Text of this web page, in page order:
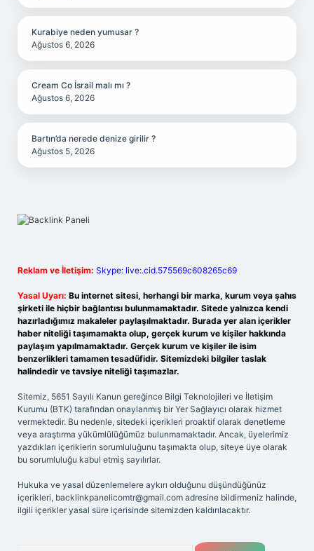
Kurabiye neden yumusar ?
Ağustos 6, 2026
Cream Co İsrail malı mı ?
Ağustos 6, 2026
Bartın’da nerede denize girilir ?
Ağustos 5, 2026
Reklam ve İletişim: Skype: live:.cid.575569c608265c69
Yasal Uyarı: Bu internet sitesi, herhangi bir marka, kurum veya şahıs
şirketi ile hiçbir bağlantısı bulunmamaktadır. Sitede yalnızca kendi
hazırladığımız makaleler paylaşılmaktadır. Burada yer alan içerikler
haber niteliği taşımamakta olup, gerçek kurum ve kişiler hakkında
paylaşım yapılmamaktadır. Gerçek kurum ve kişiler ile isim
benzerlikleri tamamen tesadüfidir. Sitemizdeki bilgiler taslak
halindedir ve tavsiye niteliği taşımazlar.
Sitemiz, 5651 Sayılı Kanun gereğince Bilgi Teknolojileri ve İletişim
Kurumu (BTK) tarafından onaylanmış bir Yer Sağlayıcı olarak hizmet
vermektedir. Bu nedenle, sitedeki içerikleri proaktif olarak denetleme
veya araştırma yükümlülüğümüz bulunmamaktadır. Ancak, üyelerimiz
yazdıkları içeriklerin sorumluluğunu taşımakta olup, siteye üye olarak
bu sorumluluğu kabul etmiş sayılırlar.
Hukuka ve yasal düzenlemelere aykırı olduğunu düşündüğünüz
içerikleri, backlinkpanelicomtr@gmail.com adresine bildirmeniz halinde,
ilgili içerikler yasal süre içerisinde sitemizden kaldırılacaktır.